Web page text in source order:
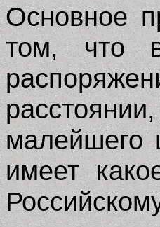
Основное
том, что
малейшего
имеет